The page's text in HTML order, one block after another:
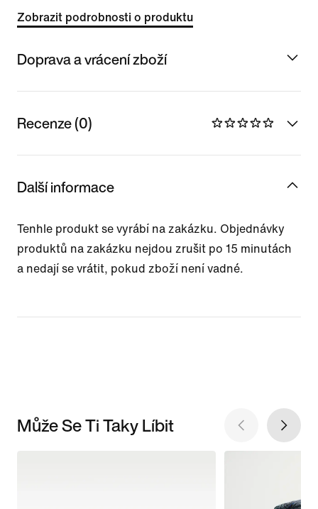
Zobrazit podrobnosti o produktu
Doprava a vrácení zboží
Recenze (0)
Další informace
Tenhle produkt se vyrábí na zakázku. Objednávky
produktů na zakázku nejdou zrušit po 15 minutách
a nedají se vrátit, pokud zboží není vadné.
Může Se Ti Taky Líbit